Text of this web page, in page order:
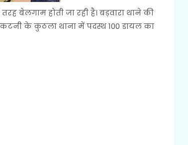
बेलगाम होती जा रही है। बड़वारा थाने की
कटनी के कुठला थाना में पदस्थ 100 डायल का